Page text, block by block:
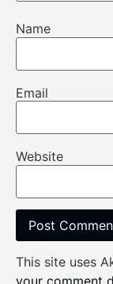
Name
Email
Website
This site uses